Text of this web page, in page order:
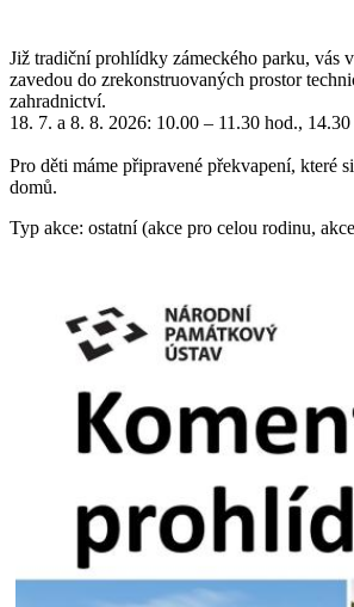
Již tradiční prohlídky zámeckého parku, vás
zavedou do zrekonstruovaných prostor
zahradnictví.
18. 7. a 8. 8. 2026: 10.00 – 11.30 hod.,
Pro děti máme připravené překvapení, které
domů.
Typ akce: ostatní (akce pro celou rodinu,